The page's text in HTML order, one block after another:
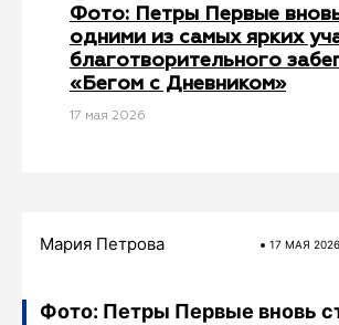
Фото: Петры Первые
одними из самых ярких
благотворительного
«Бегом с Дневником»
17 мая 2026
Мария Петрова 17 МАЯ
Фото: Петры Первые вновь